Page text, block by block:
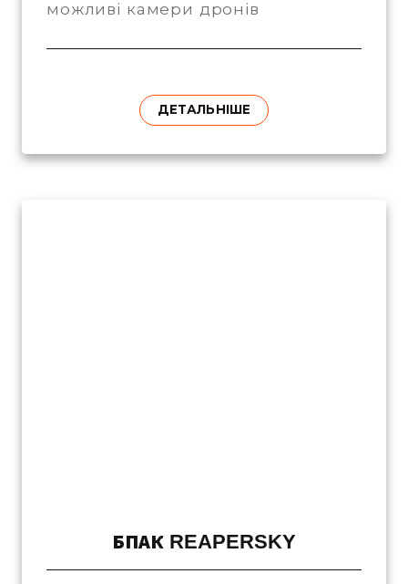
можливі камери дронів
ДЕТАЛЬНІШЕ
БПАК REAPERSKY